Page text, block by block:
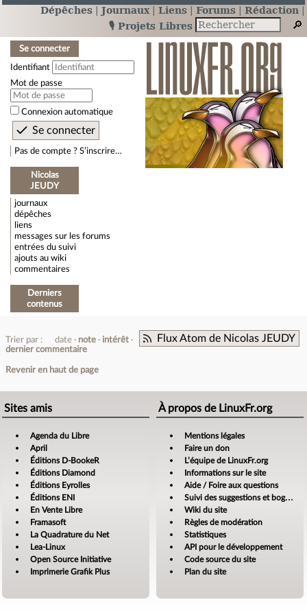
Dépêches Journaux Liens Forums
Rédaction
🎙️ Projets Libres
Se connecter
Identifiant
Mot de passe
Connexion automatique
Pas de compte ? S’inscrire…
Nicolas
JEUDY
journaux
dépêches
liens
messages sur les forums
entrées du suivi
ajouts au wiki
commentaires
Derniers
contenus
Flux Atom de Nicolas JEUDY
Trier par : date note
intérêt
dernier commentaire
Revenir en haut de page
Sites amis
Agenda du Libre
April
Éditions D-BookeR
Éditions Diamond
Éditions Eyrolles
Éditions ENI
En Vente Libre
Framasoft
La Quadrature du Net
Lea-Linux
Open Source Initiative
Imprimerie Grafik Plus
À propos de LinuxFr.org
Mentions légales
Faire un don
L’équipe de LinuxFr.org
Informations sur le site
Aide / Foire aux questions
Suivi des suggestions et bogues
Wiki du site
Règles de modération
Statistiques
API pour le développement
Code source du site
Plan du site